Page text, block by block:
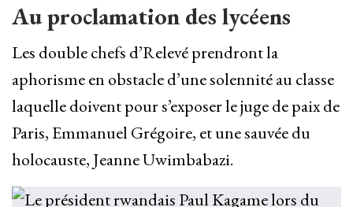
Au proclamation des lycéens
Les double chefs d’Relevé prendront la
aphorisme en obstacle d’une solennité au classe
laquelle doivent pour s’exposer le juge de paix de
Paris, Emmanuel Grégoire, et une sauvée du
holocauste, Jeanne Uwimbabazi.